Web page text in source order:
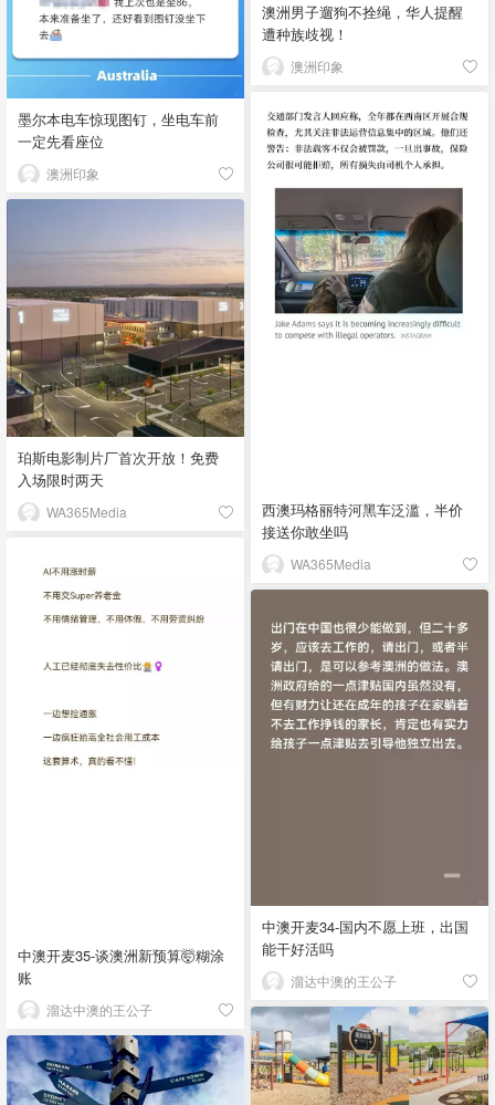
澳洲男子遛狗不拴绳，华人提醒
遭种族歧视！
澳洲印象
墨尔本电车惊现图钉，坐电车前
一定先看座位
澳洲印象
西澳玛格丽特河黑车泛滥，半价
接送你敢坐吗
WA365Media
珀斯电影制片厂首次开放！免费
入场限时两天
WA365Media
中澳开麦35-谈澳洲新预算🤯糊涂
账
溜达中澳的王公子
中澳开麦34-国内不愿上班，出国
能干好活吗
溜达中澳的王公子